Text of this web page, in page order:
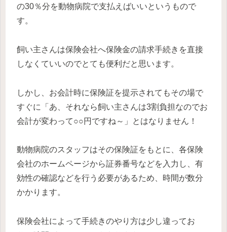
の30％分を動物病院で支払えばいいというもので
す。
飼い主さんは保険会社へ保険金の請求手続きを直接
しなくていいのでとても便利だと思います。
しかし、お会計時に保険証を提示されてもその場で
すぐに「あ、それなら飼い主さんは3割負担なのでお
会計が変わって○○円ですね～」とはなりません！
動物病院のスタッフはその保険証をもとに、各保険
会社のホームページから証券番号などを入力し、有
効性の確認などを行う必要があるため、時間が数分
かかります。
保険会社によって手続きのやり方は少し違ってお